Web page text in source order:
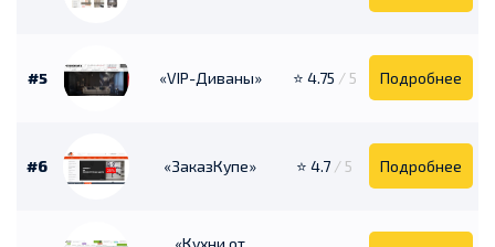
#5 «VIP-Диваны» ⭐ 4.75 / 5 Подробнее
#6 «ЗаказКупе» ⭐ 4.7 / 5 Подробнее
«Кухни от